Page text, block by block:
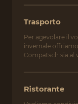
Trasporto
Per agevolare il
invernale
Compatsch sia al
Ristorante